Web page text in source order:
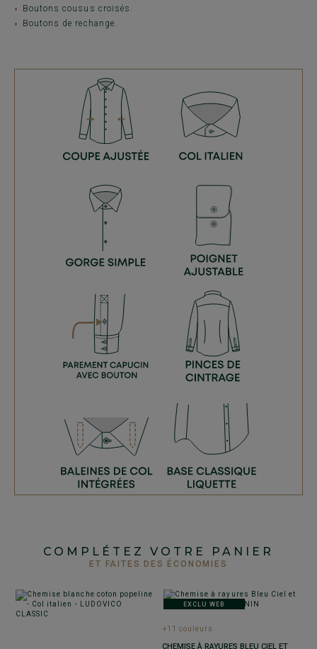
Boutons cousus croisés.
Boutons de rechange.
COMPLÉTEZ VOTRE PANIER
ET FAITES DES ÉCONOMIES
EXCLU WEB
+11 couleurs
CHEMISE À RAYURES BLEU CIEL ET